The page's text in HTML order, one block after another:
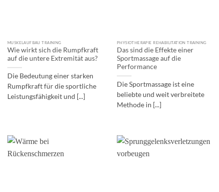
MUSKELAUFBAU TRAINING
Wie wirkt sich die Rumpfkraft
auf die untere Extremität aus?
Die Bedeutung einer starken
Rumpfkraft für die sportliche
Leistungsfähigkeit und [...]
PHYSIOTHERAPIE REHABILITATION TRAINING
Das sind die Effekte einer
Sportmassage auf die
Performance
Die Sportmassage ist eine
beliebte und weit verbreitete
Methode in [...]